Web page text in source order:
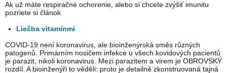
Ak už máte respiračné ochorenie, alebo si chcete zvýšiť imunitu
pozriete si článok
Liečba vitamínmi
COVID-19 není koronavirus, ale bioinženýrská směs různých
patogenů. Primárním nosičem infekce u všech kovidových pacientů
je parazit, nikoli koronavirus. Mezi parazitem a virem je OBROVSKÝ
rozdíl. A bioinženýři to věděli: proto je detailně zkonstruovaná tajná